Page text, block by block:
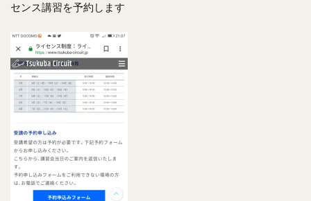
センス講習を予約します